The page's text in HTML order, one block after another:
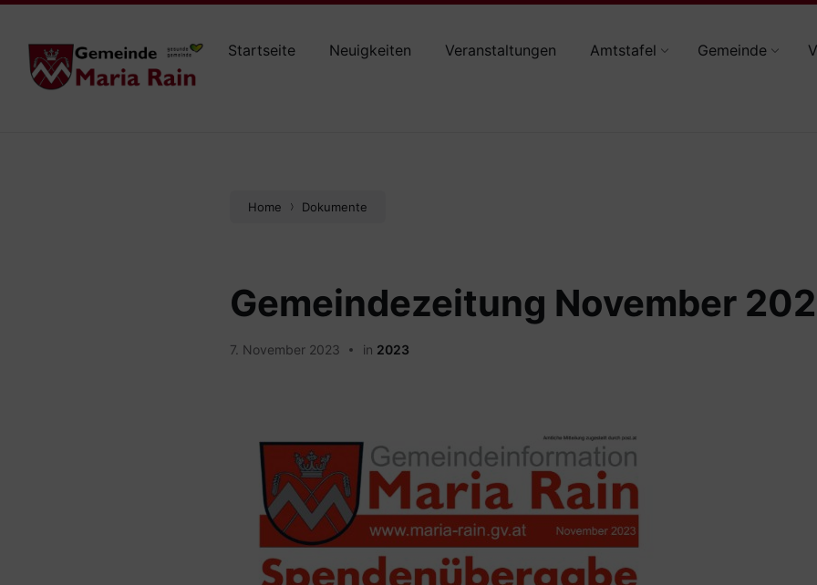
Skip
content
Skip
main
navigation
Skip
footer
Startseite Neuigkeiten Veranstaltungen Amtstafel Gemeinde
Home Dokumente
Gemeindezeitung November
7. November 2023 in 2023